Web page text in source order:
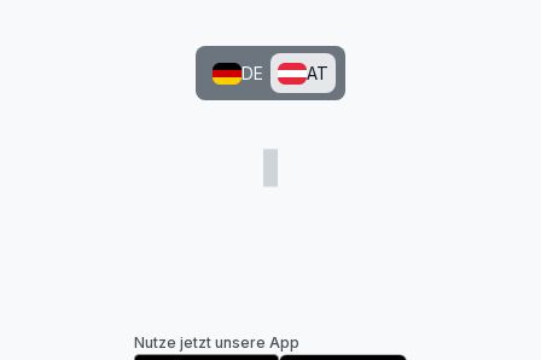
DE AT
Nutze jetzt unsere App